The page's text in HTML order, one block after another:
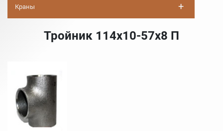
Краны +
Тройник 114х10-57х8 П